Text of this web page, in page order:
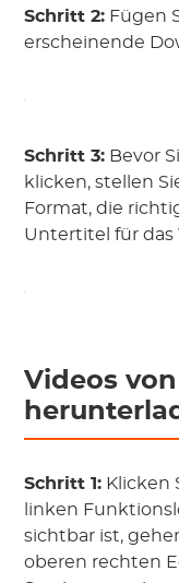
Schritt 2: Fügen
erscheinende
Schritt 3: Bevor
klicken, stellen
Format, die
Untertitel für das
Videos
Schritt 1: Klicken
linken
sichtbar ist,
oberen rechten